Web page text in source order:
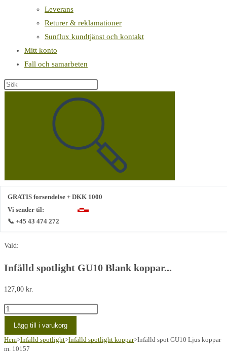
Leverans
Returer & reklamationer
Sunflux kundtjänst och kontakt
Mitt konto
Fall och samarbeten
Sök
GRATIS forsendelse + DKK 1000
Vi sender til:
📞 +45 43 474 272
Vald:
Infälld spotlight GU10 Blank koppar...
127,00 kr.
Indbygningsspot
GU10
Blank
Kobber
Lägg till i varukorg
Hem>Infälld spotlight>Infälld spotlight koppar>Infälld spot GU10 Ljus koppar
m. 10157